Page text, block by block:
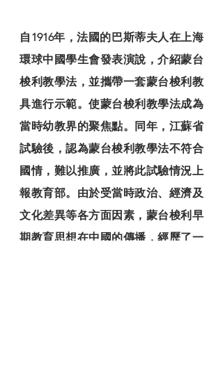
自1916年，法國的巴斯蒂夫人在上海
環球中國學生會發表演說，介紹蒙台
梭利教學法，並攜帶一套蒙台梭利教
具進行示範。使蒙台梭利教學法成為
當時幼教界的聚焦點。同年，江蘇省
試驗後，認為蒙台梭利教學法不符合
國情，難以推廣，並將此試驗情況上
報教育部。由於受當時政治、經濟及
文化差異等各方面因素，蒙台梭利早
期教育思想在中國的傳播，經歷了一